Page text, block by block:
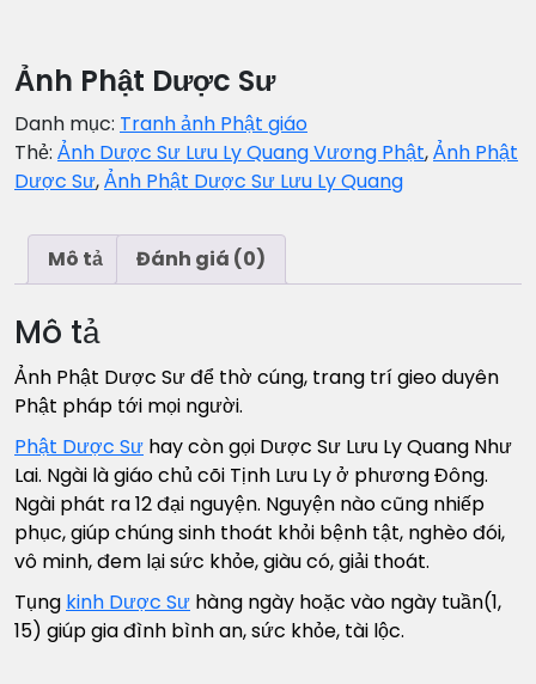
Ảnh Phật Dược Sư
Danh mục: Tranh ảnh Phật giáo
Thẻ: Ảnh Dược Sư Lưu Ly Quang Vương Phật,Ảnh Phật
Dược Sư,Ảnh Phật Dược Sư Lưu Ly Quang
Mô tả Đánh giá (0)
Mô tả
Ảnh Phật Dược Sư để thờ cúng, trang trí gieo duyên
Phật pháp tới mọi người.
Phật Dược Sư hay còn gọi Dược Sư Lưu Ly Quang Như
Lai. Ngài là giáo chủ cõi Tịnh Lưu Ly ở phương Đông.
Ngài phát ra 12 đại nguyện. Nguyện nào cũng nhiếp
phục, giúp chúng sinh thoát khỏi bệnh tật, nghèo đói,
vô minh, đem lại sức khỏe, giàu có, giải thoát.
Tụng kinh Dược Sư hàng ngày hoặc vào ngày tuần(1,
15) giúp gia đình bình an, sức khỏe, tài lộc.